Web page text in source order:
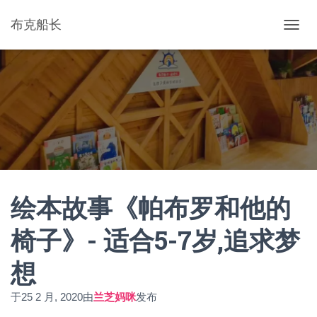
布克船长
换
航
绘本故事《帕布罗和他的
椅子》- 适合5-7岁,追求梦
想
于25 2 月, 2020由兰芝妈咪发布